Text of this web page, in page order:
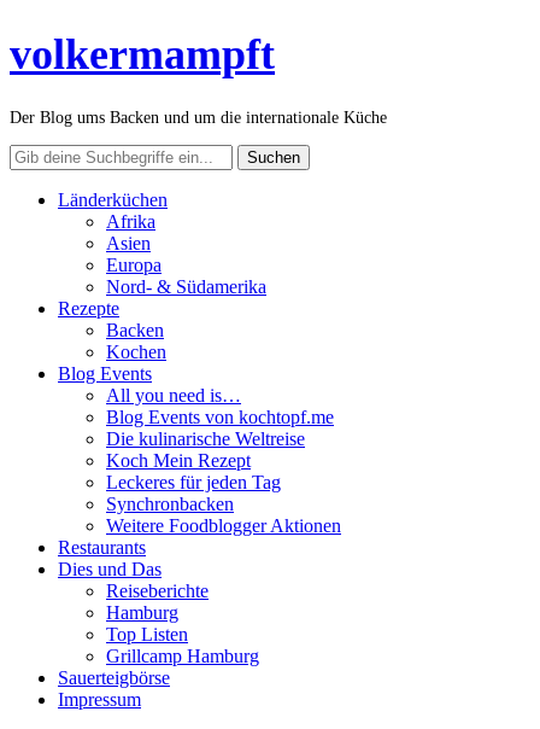
volkermampft
Der Blog ums Backen und um die internationale Küche
Länderküchen
Afrika
Asien
Europa
Nord- & Südamerika
Rezepte
Backen
Kochen
Blog Events
All you need is…
Blog Events von kochtopf.me
Die kulinarische Weltreise
Koch Mein Rezept
Leckeres für jeden Tag
Synchronbacken
Weitere Foodblogger Aktionen
Restaurants
Dies und Das
Reiseberichte
Hamburg
Top Listen
Grillcamp Hamburg
Sauerteigbörse
Impressum